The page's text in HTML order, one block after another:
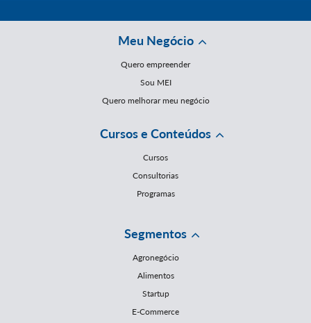
Meu Negócio
Quero empreender
Sou MEI
Quero melhorar meu negócio
Cursos e Conteúdos
Cursos
Consultorias
Programas
Segmentos
Agronegócio
Alimentos
Startup
E-Commerce